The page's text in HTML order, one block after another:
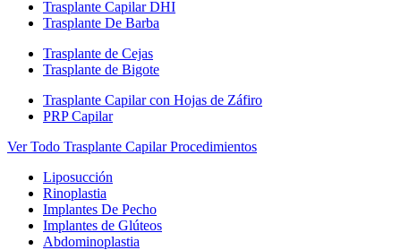
Trasplante Capilar DHI
Trasplante De Barba
Trasplante de Cejas
Trasplante de Bigote
Trasplante Capilar con Hojas de Záfiro
PRP Capilar
Ver Todo Trasplante Capilar Procedimientos
Liposucción
Rinoplastia
Implantes De Pecho
Implantes de Glúteos
Abdominoplastia